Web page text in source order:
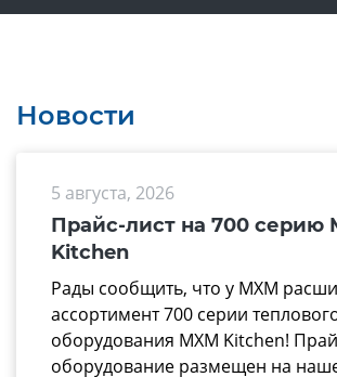
Новости
5 августа, 2026
Прайс-лист на 700 серию
Kitchen
Рады сообщить, что у МХМ
ассортимент 700 серии
оборудования MXM Kitchen!
оборудование размещен на